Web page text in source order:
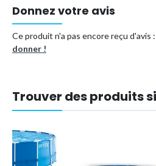
Donnez votre avis
Ce produit n'a pas encore reçu d'avis :
donner !
Trouver des produits